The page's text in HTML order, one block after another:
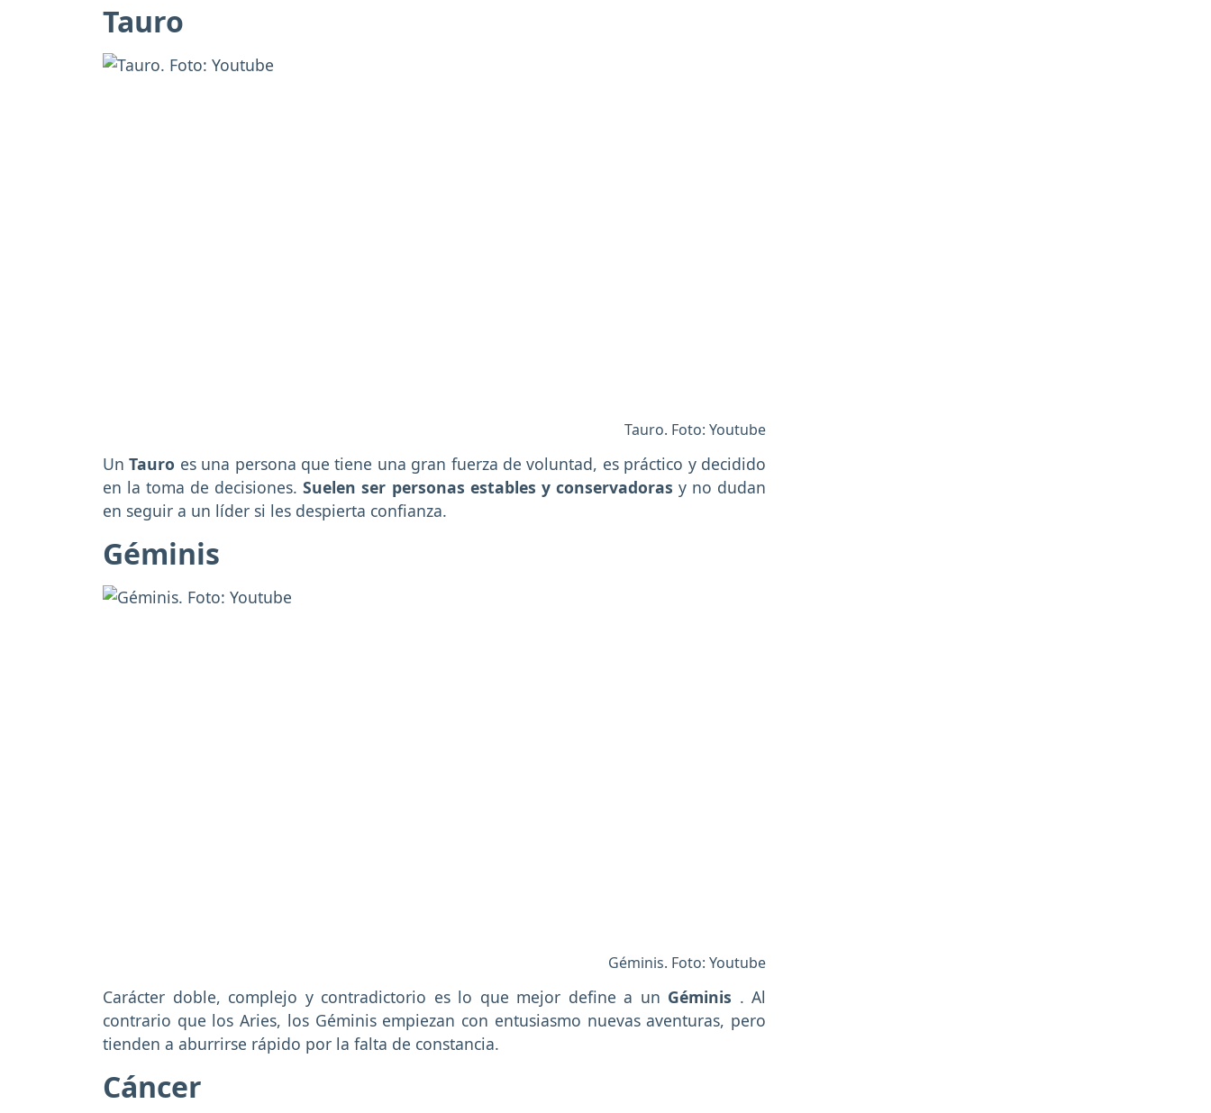
Tauro
Tauro. Foto: Youtube
UnTauro es una persona que tiene una gran fuerza de voluntad, es práctico y decidido
en la toma de decisiones.Suelen ser personas estables y conservadoras y no dudan
en seguir a un líder si les despierta confianza.
Géminis
Géminis. Foto: Youtube
Carácter doble, complejo y contradictorio es lo que mejor define a un Géminis . Al
contrario que los Aries, los Géminis empiezan con entusiasmo nuevas aventuras, pero
tienden a aburrirse rápido por la falta de constancia.
Cáncer